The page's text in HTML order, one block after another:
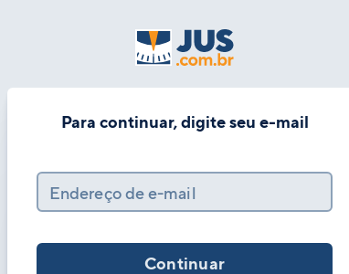
Para continuar, digite seu e-mail
Endereço de e-mail
Continuar